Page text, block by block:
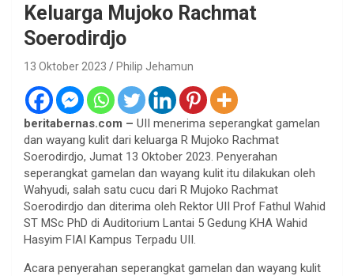
Keluarga Mujoko Rachmat
Soerodirdjo
13 Oktober 2023 Philip Jehamun
beritabernas.com – UII menerima seperangkat gamelan
dan wayang kulit dari keluarga R Mujoko Rachmat
Soerodirdjo, Jumat 13 Oktober 2023. Penyerahan
seperangkat gamelan dan wayang kulit itu dilakukan oleh
Wahyudi, salah satu cucu dari R Mujoko Rachmat
Soerodirdjo dan diterima oleh Rektor UII Prof Fathul Wahid
ST MSc PhD di Auditorium Lantai 5 Gedung KHA Wahid
Hasyim FIAI Kampus Terpadu UII.
Acara penyerahan seperangkat gamelan dan wayang kulit